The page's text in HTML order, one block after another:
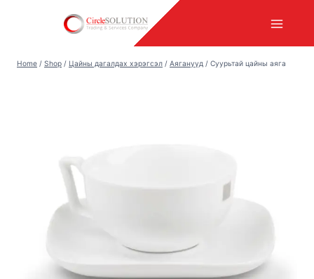
Home / Shop / Цайны дагалдах хэрэгсэл / Аяганууд / Суурьтай цайны аяга